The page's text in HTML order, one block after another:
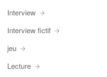
Interview
Interview fictif
jeu
Lecture